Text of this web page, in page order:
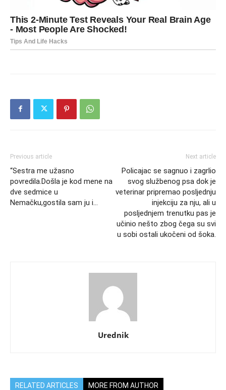
Previous article
“Sestra me užasno
povredila.Došla je kod mene na
dve sedmice u
Nemačku,gostila sam ju i…
Next article
Policajac se sagnuo i zagrlio
svog službenog psa dok je
veterinar pripremao posljednju
injekciju za nju, ali u
posljednjem trenutku pas je
učinio nešto zbog čega su svi
u sobi ostali ukočeni od šoka.
Urednik
RELATED ARTICLES MORE FROM AUTHOR